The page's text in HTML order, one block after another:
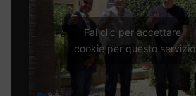
Fai clic per accettare i
cookie per questo servizio